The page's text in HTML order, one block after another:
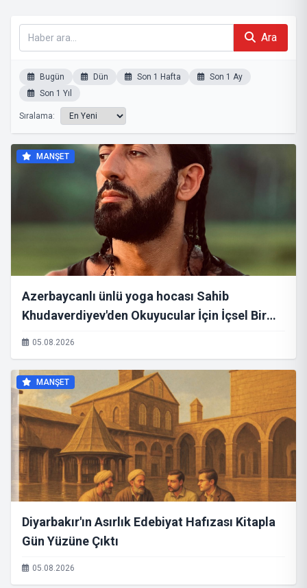
Ara
Bugün Dün Son 1 Hafta
Son 1 Ay
Son 1 Yıl
Sıralama:
MANŞET
Azerbaycanlı ünlü yoga hocası Sahib
Khudaverdiyev'den Okuyucular İçin İçsel Bir
Yolculuk
05.08.2026
MANŞET
Diyarbakır'ın Asırlık Edebiyat Hafızası Kitapla
Gün Yüzüne Çıktı
05.08.2026